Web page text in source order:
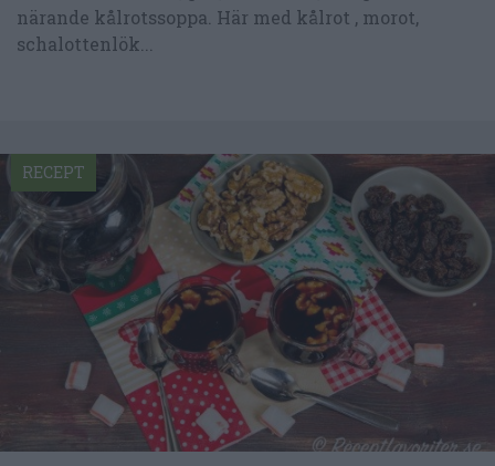
närande kålrotssoppa. Här med kålrot , morot,
schalottenlök...
RECEPT